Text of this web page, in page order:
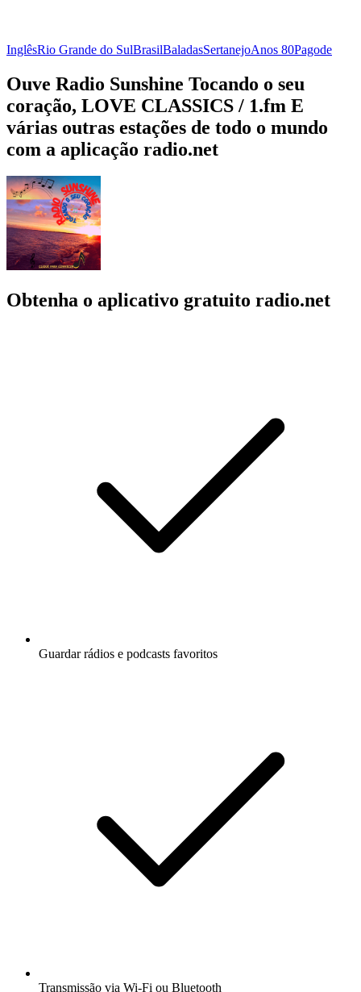
InglêsRio Grande do SulBrasilBaladasSertanejoAnos 80Pagode
Ouve Radio Sunshine Tocando o seu
coração, LOVE CLASSICS / 1.fm E
várias outras estações de todo o mundo
com a aplicação radio.net
Obtenha o aplicativo gratuito radio.net
Guardar rádios e podcasts favoritos
Transmissão via Wi-Fi ou Bluetooth